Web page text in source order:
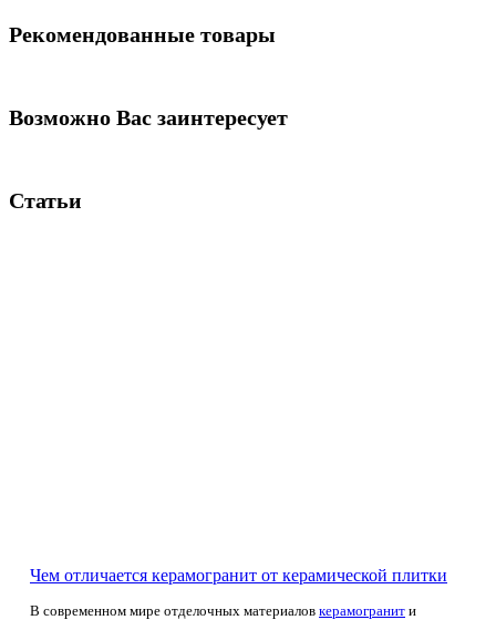
Рекомендованные товары
Возможно Вас заинтересует
Статьи
Чем отличается керамогранит от керамической плитки
В современном мире отделочных материалов керамогранит и